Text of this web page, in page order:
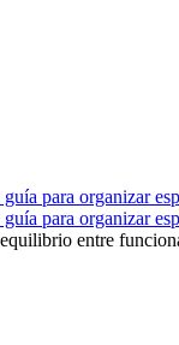
para organizar
para organizar
entre